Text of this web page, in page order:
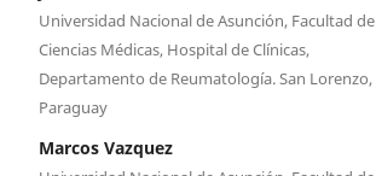
Universidad Nacional de Asunción, Facultad de
Ciencias Médicas, Hospital de Clínicas,
Departamento de Reumatología. San Lorenzo,
Paraguay
Marcos Vazquez